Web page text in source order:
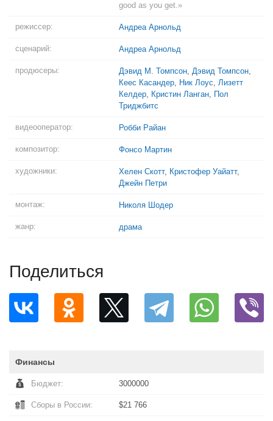
good as you get.»
режиссер: Андреа Арнольд
сценарий: Андреа Арнольд
продюсеры: Дэвид М. Томпсон, Дэвид Томпсон,
Кеес Касандер, Ник Лоус, Лизетт
Келдер, Кристин Ланган, Пол
Триджбитс
видеооператор: Робби Райан
композитор: Фонсо Мартин
художники: Хелен Скотт, Кристофер Уайатт,
Джейн Петри
монтаж: Николя Шодер
жанр: драма
Поделиться
Финансы
Бюджет: 3000000
Сборы в России: $21 766